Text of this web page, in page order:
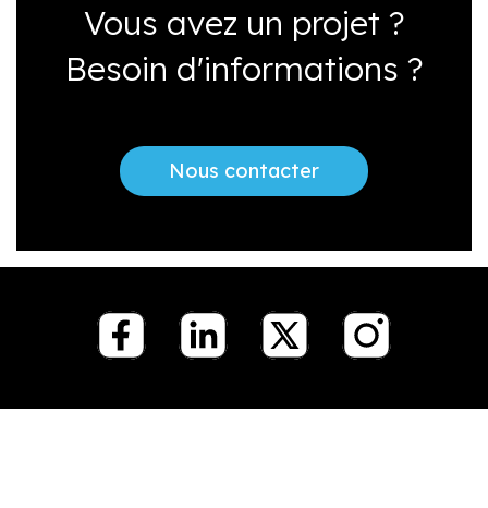
Vous avez un projet ?
Besoin d'informations ?
Nous contacter